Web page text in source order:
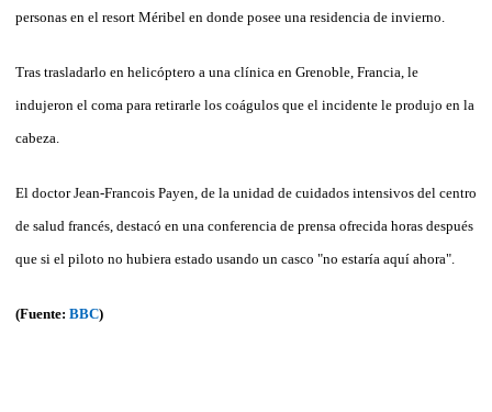
personas en el resort Méribel en donde posee una residencia de invierno.
Tras trasladarlo en helicóptero a una clínica en Grenoble, Francia, le
indujeron el coma para retirarle los coágulos que el incidente le produjo en la
cabeza.
El doctor Jean-Francois Payen, de la unidad de cuidados intensivos del centro
de salud francés, destacó en una conferencia de prensa ofrecida horas después
que si el piloto no hubiera estado usando un casco "no estaría aquí ahora".
(Fuente: BBC)